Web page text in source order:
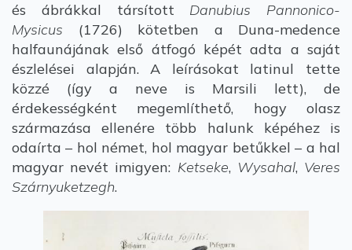
és ábrákkal társított Danubius Pannonico-
Mysicus (1726) kötetben a Duna-medence
halfaunájának első átfogó képét adta a saját
észlelései alapján. A leírásokat latinul tette
közzé (így a neve is Marsili lett), de
érdekességként megemlíthető, hogy olasz
származása ellenére több halunk képéhez is
odaírta – hol német, hol magyar betűkkel – a hal
magyar nevét imigyen: Ketseke, Wysahal, Veres
Szárnyuketzegh.